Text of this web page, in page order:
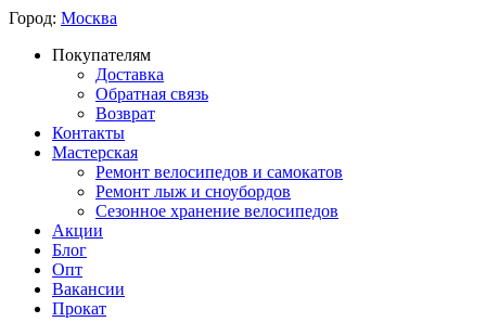
Город: Москва
Покупателям
Доставка
Обратная связь
Возврат
Контакты
Мастерская
Ремонт велосипедов и самокатов
Ремонт лыж и сноубордов
Сезонное хранение велосипедов
Акции
Блог
Опт
Вакансии
Прокат